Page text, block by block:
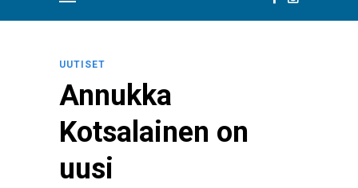
UUTISET
Annukka
Kotsalainen on
uusi